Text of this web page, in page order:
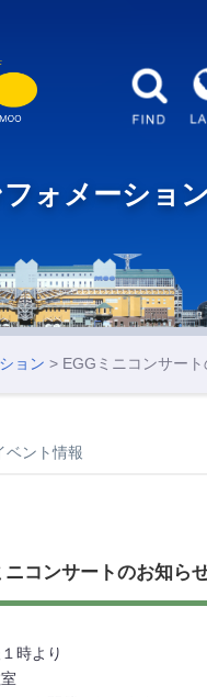
ォメーション
ョン > EGGミニコンサー
ベント情報
ニコンサートのお知ら
時より